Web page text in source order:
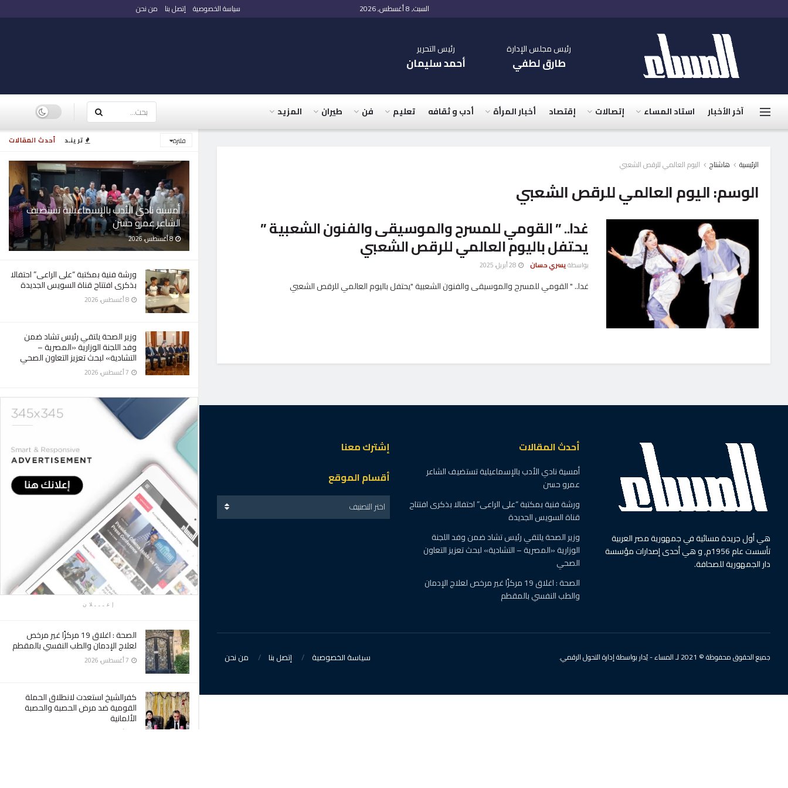
أحدث المقالات ترينـد فلترة
أمسية نادي الأدب بالإسماعيلية تستضيف
الشاعر عمرو حسن
8 أغسطس، 2026
ورشة فنية بمكتبة “على الراعى” احتفالا
بذكرى افتتاح قناة السويس الجديدة
وزير الصحة يلتقي رئيس تشاد ضمن
وفد اللجنة الوزارية «المصرية –
التشادية» لبحث تعزيز التعاون الصحي
إعـــلان
الصحة : اغلاق 19 مركزًا غير مرخص
لعلاج الإدمان والطب النفسي بالمقطم
كفرالشيخ استعدت لانطلاق الحملة
القومية ضد مرض الحصبة والحصبة
الألمانية
السبت, 8 أغسطس, 2026 سياسة الخصوصية إتصل بنا من نحن
رئيس مجلس الإدارة
طارق لطفي
رئيس التحرير
أحمد سليمان
آخر الأخبار استاد المساء إتصالات إقتصاد أخبار المرأة أدب و ثقافه تعليم فن طيران المزيد
الرئيسية هاشتاج اليوم العالمي للرقص الشعبي
الوسم:اليوم العالمي للرقص الشعبي
غدا.. ” القومي للمسرح والموسيقى والفنون الشعبية ”
يحتفل باليوم العالمي للرقص الشعبي
بواسطةيسري حسان
غدا.. " القومي للمسرح والموسيقى والفنون الشعبية "يحتفل باليوم العالمي للرقص الشعبي
هي أول جريدة مسائية في جمهورية مصر العربية
تأسست عام 1956م, و هي أحدى إصدارات مؤسسة
دار الجمهورية للصحافة.
أحدث المقالات
أمسية نادي الأدب بالإسماعيلية تستضيف الشاعر
عمرو حسن
ورشة فنية بمكتبة “على الراعى” احتفالا بذكرى افتتاح
قناة السويس الجديدة
وزير الصحة يلتقي رئيس تشاد ضمن وفد اللجنة
الوزارية «المصرية – التشادية» لبحث تعزيز التعاون
الصحي
الصحة : اغلاق 19 مركزًا غير مرخص لعلاج الإدمان
والطب النفسي بالمقطم
إشترك معنا
أقسام الموقع
اختر التصنيف
سياسة الخصوصية إتصل بنا من نحن جميع الحقوق محفوظة © 2021 لـ المساء - يُدار بواسطة إدارة التحول الرقمي.